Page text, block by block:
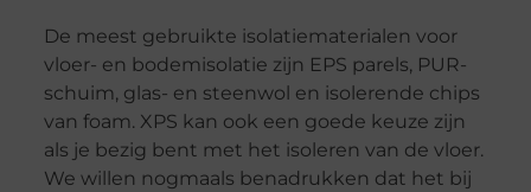
De meest gebruikte isolatiematerialen voor
vloer- en bodemisolatie zijn EPS parels, PUR-
schuim, glas- en steenwol en isolerende chips
van foam. XPS kan ook een goede keuze zijn
als je bezig bent met het isoleren van de vloer.
We willen nogmaals benadrukken dat het bij